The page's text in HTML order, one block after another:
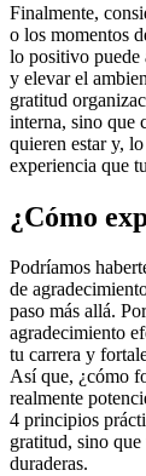
Finalmente,
o los momentos
lo positivo puede
y elevar el
gratitud
interna, sino que
quieren estar y,
experiencia que
¿Cómo
Podríamos
de
paso más allá.
agradecimiento
tu carrera y
Así que, ¿cómo
realmente
4 principios
gratitud, sino
duraderas.